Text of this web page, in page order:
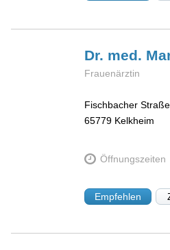
Dr. med.
Frauenärztin
Fischbacher
65779 Kelkheim
Öffnungszeiten
Empfehlen